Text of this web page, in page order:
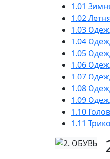
1.01
1.02
1.03
1.04
1.05
1.06
1.07
1.08
1.09
1.10
1.11